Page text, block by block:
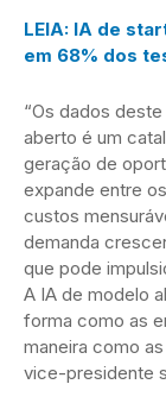
LEIA: IA de
em 68% dos
“Os dados
aberto é um
geração de
expande entre
custos
demanda
que pode
A IA de modelo
forma como as
maneira como
vice-presidente